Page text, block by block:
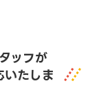
ッフが
いたしま